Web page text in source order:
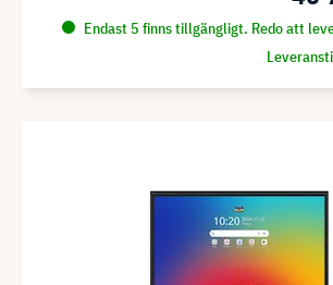
Endast 5 finns tillgängligt. Redo att